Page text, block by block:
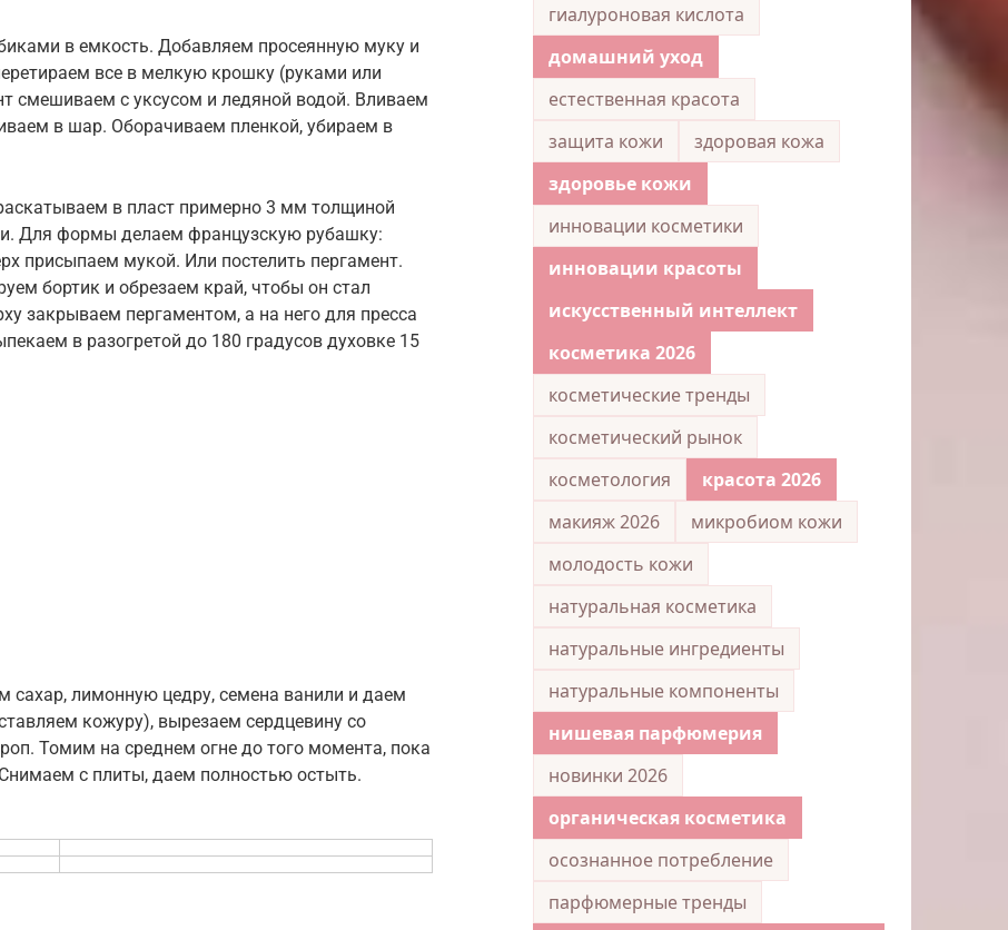
в емкость. Добавляем просеянную муку и
все в мелкую крошку (руками или
смешиваем с уксусом и ледяной водой. Вливаем
в шар. Оборачиваем пленкой, убираем в
в пласт примерно 3 мм толщиной
Для формы делаем французскую рубашку:
присыпаем мукой. Или постелить пергамент.
бортик и обрезаем край, чтобы он стал
закрываем пергаментом, а на него для пресса
в разогретой до 180 градусов духовке 15
сахар, лимонную цедру, семена ванили и даем
кожуру), вырезаем сердцевину со
Томим на среднем огне до того момента, пока
с плиты, даем полностью остыть.
гиалуроновая кислота
домашний уход
естественная красота
защита кожи
здоровая кожа
здоровье кожи
инновации косметики
инновации красоты
искусственный интеллект
косметика 2026
косметические тренды
косметический рынок
косметология
красота 2026
макияж 2026
микробиом кожи
молодость кожи
натуральная косметика
натуральные ингредиенты
натуральные компоненты
нишевая парфюмерия
новинки 2026
органическая косметика
осознанное потребление
парфюмерные тренды